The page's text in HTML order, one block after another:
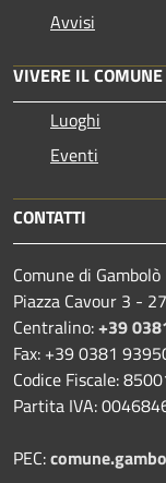
Avvisi
VIVERE IL COMUNE
Luoghi
Eventi
CONTATTI
Comune di Gambolò
Piazza Cavour 3 -
Centralino:+39
Fax: +39 0381
Codice Fiscale:
Partita IVA:
PEC: